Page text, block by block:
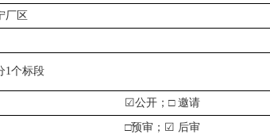
厂区
1个标段
☑公开；□ 邀请
□预审； ☑ 后审